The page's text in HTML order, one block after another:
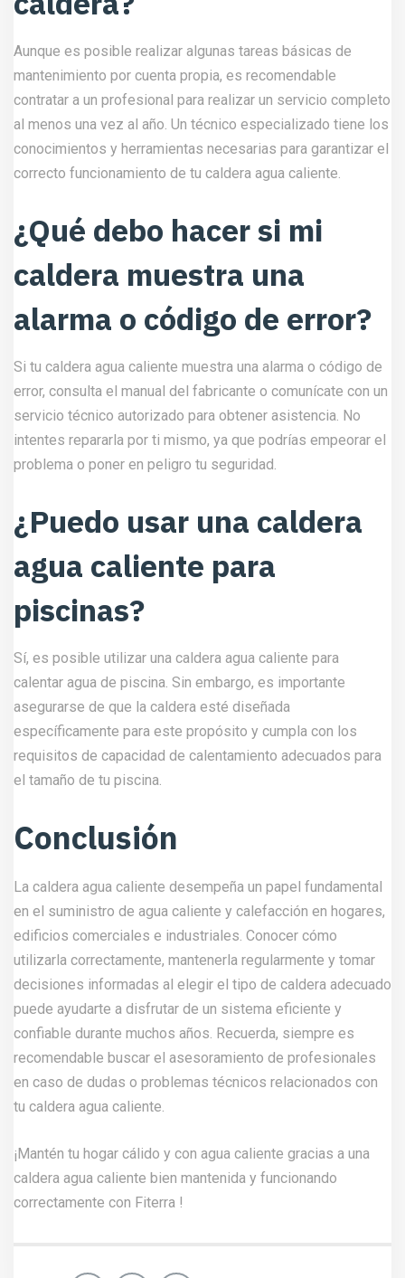
Aunque es posible realizar algunas tareas básicas de
mantenimiento por cuenta propia, es recomendable
contratar a un profesional para realizar un servicio completo
al menos una vez al año. Un técnico especializado tiene los
conocimientos y herramientas necesarias para garantizar el
correcto funcionamiento de tu caldera agua caliente.
¿Qué debo hacer si mi
caldera muestra una
alarma o código de error?
Si tu caldera agua caliente muestra una alarma o código de
error, consulta el manual del fabricante o comunícate con un
servicio técnico autorizado para obtener asistencia. No
intentes repararla por ti mismo, ya que podrías empeorar el
problema o poner en peligro tu seguridad.
¿Puedo usar una caldera
agua caliente para
piscinas?
Sí, es posible utilizar una caldera agua caliente para
calentar agua de piscina. Sin embargo, es importante
asegurarse de que la caldera esté diseñada
específicamente para este propósito y cumpla con los
requisitos de capacidad de calentamiento adecuados para
el tamaño de tu piscina.
Conclusión
La caldera agua caliente desempeña un papel fundamental
en el suministro de agua caliente y calefacción en hogares,
edificios comerciales e industriales. Conocer cómo
utilizarla correctamente, mantenerla regularmente y tomar
decisiones informadas al elegir el tipo de caldera adecuado
puede ayudarte a disfrutar de un sistema eficiente y
confiable durante muchos años. Recuerda, siempre es
recomendable buscar el asesoramiento de profesionales
en caso de dudas o problemas técnicos relacionados con
tu caldera agua caliente.
¡Mantén tu hogar cálido y con agua caliente gracias a una
caldera agua caliente bien mantenida y funcionando
correctamente con Fiterra !